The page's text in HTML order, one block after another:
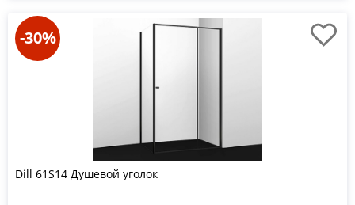
-30%
Dill 61S14 Душевой уголок